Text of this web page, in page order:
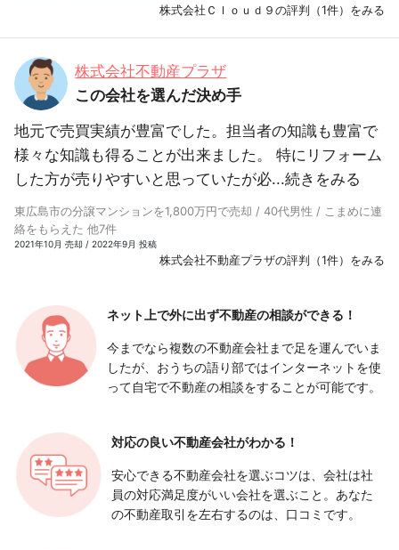
株式会社Ｃｌｏｕｄ９の評判（1件）をみる
株式会社不動産プラザ
この会社を選んだ決め手
地元で売買実績が豊富でした。担当者の知識も豊富で
様々な知識も得ることが出来ました。 特にリフォーム
した方が売りやすいと思っていたが必...続きをみる
東広島市の分譲マンションを1,800万円で売却 / 40代男性 / こまめに連
絡をもらえた 他7件
2021年10月 売却 / 2022年9月 投稿
株式会社不動産プラザの評判（1件）をみる
ネット上で外に出ず不動産の相談ができる！
今までなら複数の不動産会社まで足を運んでいま
したが、おうちの語り部ではインターネットを使
って自宅で不動産の相談をすることが可能です。
対応の良い不動産会社がわかる！
安心できる不動産会社を選ぶコツは、会社は社
員の対応満足度がいい会社を選ぶこと。あなた
の不動産取引を左右するのは、口コミです。